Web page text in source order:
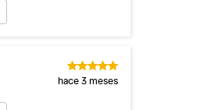
hace 3 meses